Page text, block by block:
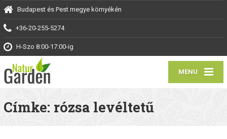
Budapest és Pest megye környékén
+36-20-255-5274
H-Szo 8:00-17:00-ig
MENU
Címke: rózsa levéltetű